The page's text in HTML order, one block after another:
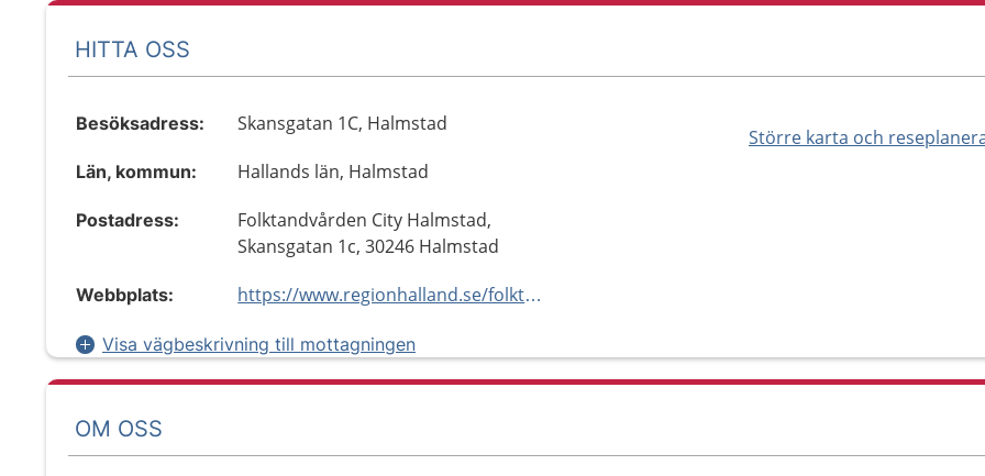
HITTA OSS
Större karta och
Besöksadress: Skansgatan 1C, Halmstad
Län, kommun: Hallands län, Halmstad
Postadress:
Folktandvården City Halmstad,
Skansgatan 1c, 30246 Halmstad
Webbplats: https://www.regionhalland.se/folktandvarden-halland/
Visa vägbeskrivning till mottagningen
OM OSS